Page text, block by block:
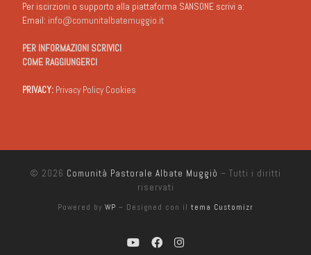
Per iscirzioni o supporto alla piattaforma SANSONE scrivi a:
Email: info@comunitalbatemuggio.it
PER INFORMAZIONI SCRIVICI
COME RAGGIUNGERCI
PRIVACY: Privacy Policy Cookies
© 2026 Comunità Pastorale Albate Muggiò – Tutti i diritti
riservati
Powered by WP – Designed con il tema Customizr